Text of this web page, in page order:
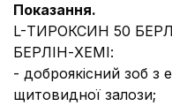
Показання.
L-ТИРОКСИН 50
БЕРЛІН-ХЕМІ:
- доброякісний зоб з
щитовидної залози;